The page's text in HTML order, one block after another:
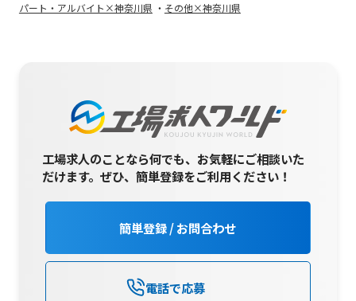
パート・アルバイト×神奈川県
その他×神奈川県
工場求人のことなら何でも、お気軽にご相談いた
だけます。ぜひ、簡単登録をご利用ください！
簡単登録 / お問合わせ
電話で応募